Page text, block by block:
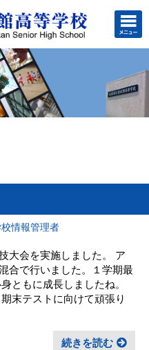
情報管理者
大会を実施しました。 ア
合で行いました。１学期最
ともに成長しましたね。
末テストに向けて頑張り
続きを読む